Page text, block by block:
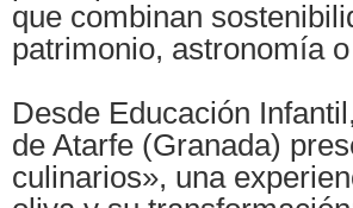
que combinan
patrimonio, astronomía
Desde Educación
de Atarfe (Granada)
culinarios», una